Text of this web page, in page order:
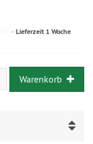
Lieferzeit 1 Woche
Warenkorb